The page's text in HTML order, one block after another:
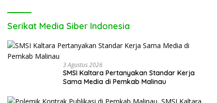
Serikat Media Siber Indonesia
3 Agustus 2026
SMSI Kaltara Pertanyakan Standar Kerja
Sama Media di Pemkab Malinau